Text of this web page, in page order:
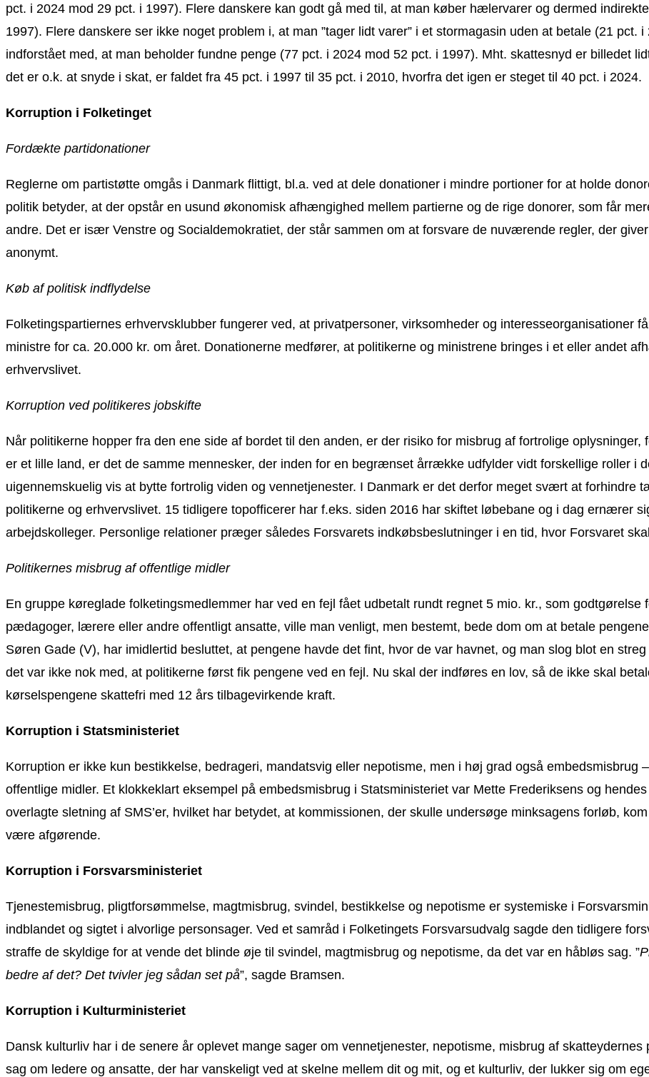
pct. i 2024 mod 29 pct. i 1997). Flere danskere kan godt gå med til, at man køber hælervarer og dermed
1997). Flere danskere ser ikke noget problem i, at man ”tager lidt varer” i et stormagasin uden at betale (21 pct.
indforstået med, at man beholder fundne penge (77 pct. i 2024 mod 52 pct. i 1997). Mht. skattesnyd er billedet
det er o.k. at snyde i skat, er faldet fra 45 pct. i 1997 til 35 pct. i 2010, hvorfra det igen er steget til 40 pct. i 2024.
Korruption i Folketinget
Fordækte partidonationer
Reglerne om partistøtte omgås i Danmark flittigt, bl.a. ved at dele donationer i mindre portioner for at holde
politik betyder, at der opstår en usund økonomisk afhængighed mellem partierne og de rige donorer, som får
andre. Det er især Venstre og Socialdemokratiet, der står sammen om at forsvare de nuværende regler, der
anonymt.
Køb af politisk indflydelse
Folketingspartiernes erhvervsklubber fungerer ved, at privatpersoner, virksomheder og interesseorganisationer
ministre for ca. 20.000 kr. om året. Donationerne medfører, at politikerne og ministrene bringes i et eller andet
erhvervslivet.
Korruption ved politikeres jobskifte
Når politikerne hopper fra den ene side af bordet til den anden, er der risiko for misbrug af fortrolige
er et lille land, er det de samme mennesker, der inden for en begrænset årrække udfylder vidt forskellige roller i
uigennemskuelig vis at bytte fortrolig viden og vennetjenester. I Danmark er det derfor meget svært at forhindre
politikerne og erhvervslivet. 15 tidligere topofficerer har f.eks. siden 2016 har skiftet løbebane og i dag ernærer
arbejdskolleger. Personlige relationer præger således Forsvarets indkøbsbeslutninger i en tid, hvor Forsvaret
Politikernes misbrug af offentlige midler
En gruppe køreglade folketingsmedlemmer har ved en fejl fået udbetalt rundt regnet 5 mio. kr., som
pædagoger, lærere eller andre offentligt ansatte, ville man venligt, men bestemt, bede dom om at betale
Søren Gade (V), har imidlertid besluttet, at pengene havde det fint, hvor de var havnet, og man slog blot en
det var ikke nok med, at politikerne først fik pengene ved en fejl. Nu skal der indføres en lov, så de ikke skal
kørselspengene skattefri med 12 års tilbagevirkende kraft.
Korruption i Statsministeriet
Korruption er ikke kun bestikkelse, bedrageri, mandatsvig eller nepotisme, men i høj grad også embedsmisbrug
offentlige midler. Et klokkeklart eksempel på embedsmisbrug i Statsministeriet var Mette Frederiksens og
overlagte sletning af SMS’er, hvilket har betydet, at kommissionen, der skulle undersøge minksagens forløb,
være afgørende.
Korruption i Forsvarsministeriet
Tjenestemisbrug, pligtforsømmelse, magtmisbrug, svindel, bestikkelse og nepotisme er systemiske i
indblandet og sigtet i alvorlige personsager. Ved et samråd i Folketingets Forsvarsudvalg sagde den tidligere
straffe de skyldige for at vende det blinde øje til svindel, magtmisbrug og nepotisme, da det var en håbløs sag. ”
bedre af det? Det tvivler jeg sådan set på”, sagde Bramsen.
Korruption i Kulturministeriet
Dansk kulturliv har i de senere år oplevet mange sager om vennetjenester, nepotisme, misbrug af
sag om ledere og ansatte, der har vanskeligt ved at skelne mellem dit og mit, og et kulturliv, der lukker sig om